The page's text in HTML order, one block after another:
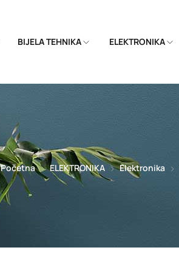
BIJELA TEHNIKA ELEKTRONIKA
Početna ELEKTRONIKA Elektronika